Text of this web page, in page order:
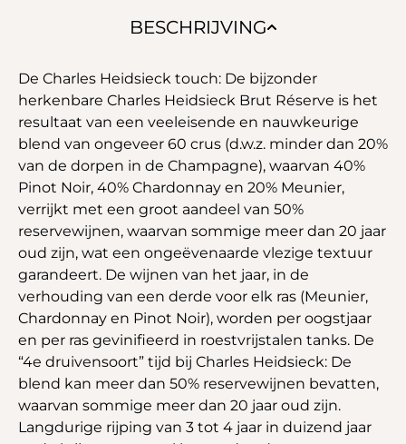
BESCHRIJVING
De Charles Heidsieck touch: De bijzonder
herkenbare Charles Heidsieck Brut Réserve is het
resultaat van een veeleisende en nauwkeurige
blend van ongeveer 60 crus (d.w.z. minder dan 20%
van de dorpen in de Champagne), waarvan 40%
Pinot Noir, 40% Chardonnay en 20% Meunier,
verrijkt met een groot aandeel van 50%
reservewijnen, waarvan sommige meer dan 20 jaar
oud zijn, wat een ongeëvenaarde vlezige textuur
garandeert. De wijnen van het jaar, in de
verhouding van een derde voor elk ras (Meunier,
Chardonnay en Pinot Noir), worden per oogstjaar
en per ras gevinifieerd in roestvrijstalen tanks. De
“4e druivensoort” tijd bij Charles Heidsieck: De
blend kan meer dan 50% reservewijnen bevatten,
waarvan sommige meer dan 20 jaar oud zijn.
Langdurige rijping van 3 tot 4 jaar in duizend jaar